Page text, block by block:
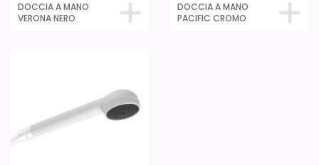
DOCCIA A MANO
VERONA NERO
DOCCIA A MANO
PACIFIC CROMO